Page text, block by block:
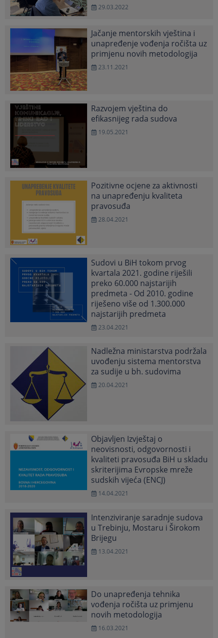
29.03.2022
Jačanje mentorskih vještina i
unapređenje vođenja ročišta uz
primjenu novih metodologija
23.11.2021
Razvojem vještina do
efikasnijeg rada sudova
19.05.2021
Pozitivne ocjene za aktivnosti
na unapređenju kvaliteta
pravosuđa
28.04.2021
Sudovi u BiH tokom prvog
kvartala 2021. godine riješili
preko 60.000 najstarijih
predmeta - Od 2010. godine
riješeno više od 1.300.000
najstarijih predmeta
23.04.2021
Nadležna ministarstva podržala
uvođenju sistema mentorstva
za sudije u bh. sudovima
20.04.2021
Objavljen Izvještaj o
neovisnosti, odgovornosti i
kvaliteti pravosuđa BiH u skladu
skriterijima Evropske mreže
sudskih vijeća (ENCJ)
14.04.2021
Intenziviranje saradnje sudova
u Trebinju, Mostaru i Širokom
Brijegu
13.04.2021
Do unapređenja tehnika
vođenja ročišta uz primjenu
novih metodologija
16.03.2021